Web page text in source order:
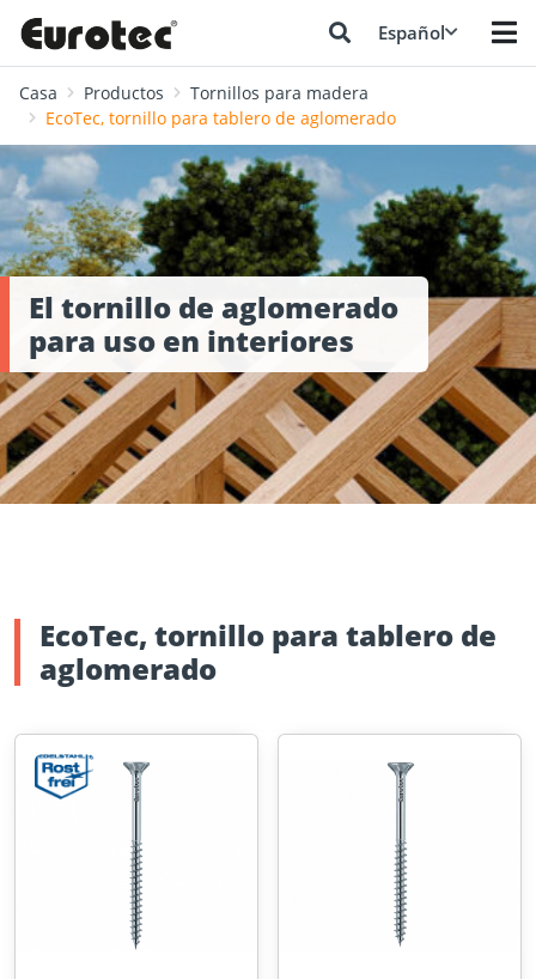
Español
Casa Productos
Tornillos para madera
EcoTec, tornillo para tablero de aglomerado
El tornillo de aglomerado
para uso en interiores
EcoTec, tornillo para tablero de
aglomerado